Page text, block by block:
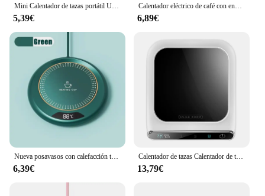
Mini Calentador de tazas portátil USB de 55 grados, taza de café, posavasos de calefacción, placa caliente termostática inteligente, almohadilla calefactora de agua, té y leche
5,39€
Calentador eléctrico de café con enchufe USB, calentador de tazas portátil con 3 Ajustes de temperatura, para calentar café, bebidas, leche y té
6,89€
Nueva posavasos con calefacción termostática inteligente, posavasos con calefacción USB para el hogar, ajuste de 3 velocidades, calefacción, temperatura constante de 55 grados
6,39€
Calentador de tazas Calentador de tazas 100 ° C Tetera caliente 5 engranajes calentador posavasos placa caliente eléctrica Mini cocina de inducción almohadilla calefactora
13,79€